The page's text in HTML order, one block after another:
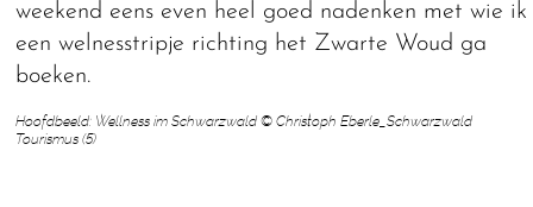
weekend eens even heel goed nadenken met wie ik
een welnesstripje richting het Zwarte Woud ga
boeken.
Hoofdbeeld: Wellness im Schwarzwald © Christoph Eberle_Schwarzwald
Tourismus (5)